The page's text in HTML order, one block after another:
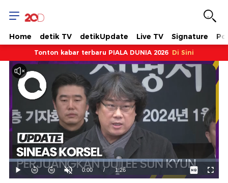
Home detik TV detikUpdate Live TV Signature
Tonton kabar terbaru PIALA DUNIA 2026 Di Sini
Mainkan
Suara
Hidup
Waktu
0:00 / Durasi
1:26
Dimuat:
72.96%